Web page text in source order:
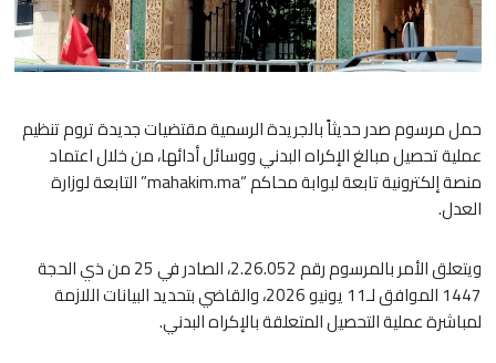
حمل مرسوم صدر حديثاً بالجريدة الرسمية مقتضيات جديدة تروم تنظيم
عملية تحصيل مبالغ الإكراه البدني ووسائل أدائها، من خلال اعتماد
منصة إلكترونية تابعة لبوابة محاكم “mahakim.ma” التابعة لوزارة
العدل.
ويتعلق الأمر بالمرسوم رقم 2.26.052، الصادر في 25 من ذي الحجة
1447 الموافق لـ11 يونيو 2026، والقاضي بتحديد البيانات اللازمة
لمباشرة عملية التحصيل المتعلقة بالإكراه البدني.